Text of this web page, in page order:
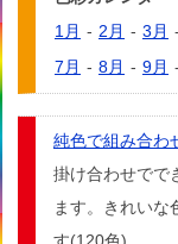
1月 - 2月 - 3月 -
7月 - 8月 - 9月 -
純色で組み合わ
掛け合わせでで
ます。きれいな